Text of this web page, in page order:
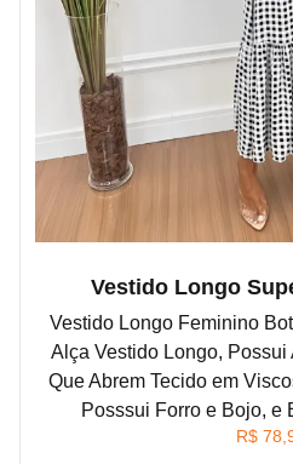
Vestido Longo
Vestido Longo Feminino
Alça Vestido Longo,
Que Abrem Tecido em
Posssui Forro e Bojo, e
R$